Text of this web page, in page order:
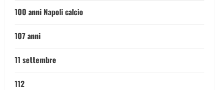
100 anni Napoli calcio
107 anni
11 settembre
112